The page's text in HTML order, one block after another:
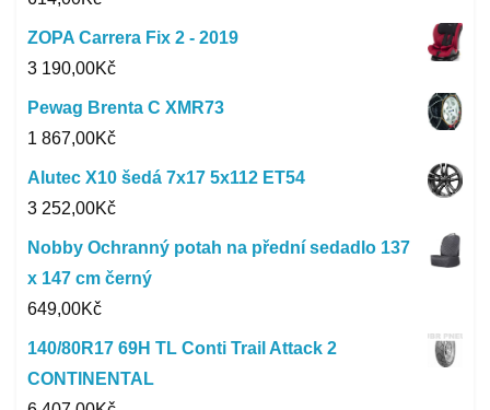
ZOPA Carrera Fix 2 - 2019
3 190,00Kč
Pewag Brenta C XMR73
1 867,00Kč
Alutec X10 šedá 7x17 5x112 ET54
3 252,00Kč
Nobby Ochranný potah na přední sedadlo 137
x 147 cm černý
649,00Kč
140/80R17 69H TL Conti Trail Attack 2
CONTINENTAL